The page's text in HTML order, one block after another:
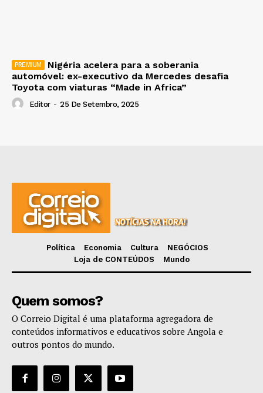
Nigéria acelera para a soberania
automóvel: ex-executivo da Mercedes desafia
Toyota com viaturas “Made in Africa”
Editor - 25 De Setembro, 2025
Política Economia Cultura
NEGÓCIOS
Loja de CONTEÚDOS
Mundo
Quem somos?
O Correio Digital é uma plataforma agregadora de
conteúdos informativos e educativos sobre Angola e
outros pontos do mundo.